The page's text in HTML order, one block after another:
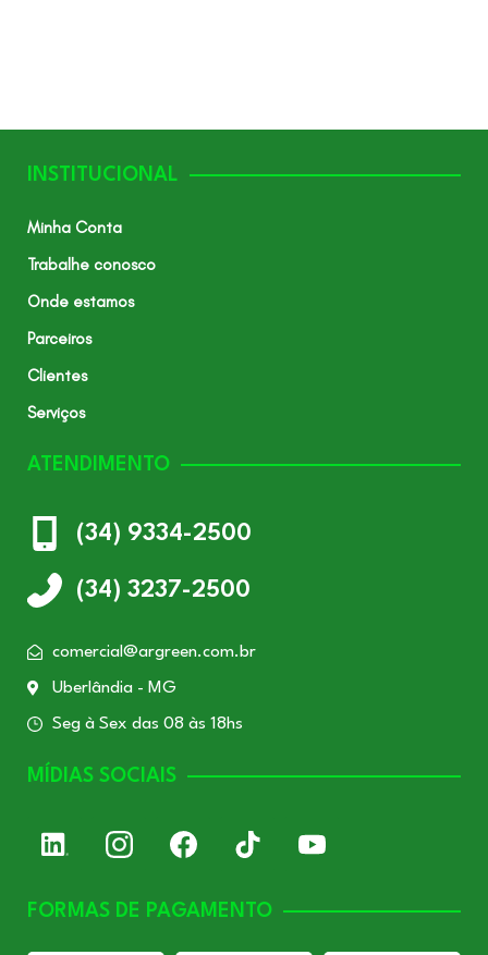
INSTITUCIONAL
Minha Conta
Trabalhe conosco
Onde estamos
Parceiros
Clientes
Serviços
ATENDIMENTO
(34) 9334-2500
(34) 3237-2500
comercial@argreen.com.br
Uberlândia - MG
Seg à Sex das 08 às 18hs
MÍDIAS SOCIAIS
FORMAS DE PAGAMENTO